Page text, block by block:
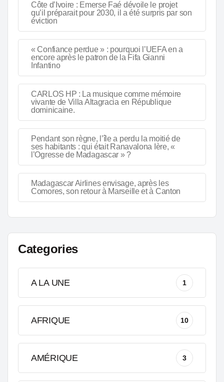
Côte d’Ivoire : Emerse Faé dévoile le projet
qu’il préparait pour 2030, il a été surpris par son
éviction
« Confiance perdue » : pourquoi l’UEFA en a
encore après le patron de la Fifa Gianni
Infantino
CARLOS HP : La musique comme mémoire
vivante de Villa Altagracia en République
dominicaine.
Pendant son règne, l’île a perdu la moitié de
ses habitants : qui était Ranavalona Ière, «
l’Ogresse de Madagascar » ?
Madagascar Airlines envisage, après les
Comores, son retour à Marseille et à Canton
Categories
A LA UNE 1
AFRIQUE 10
AMÉRIQUE 3